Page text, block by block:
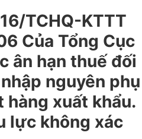
TCHQ-KTTT
Của Tổng Cục
ân hạn thuế đối
nguyên phụ
hàng xuất khẩu.
lực không xác